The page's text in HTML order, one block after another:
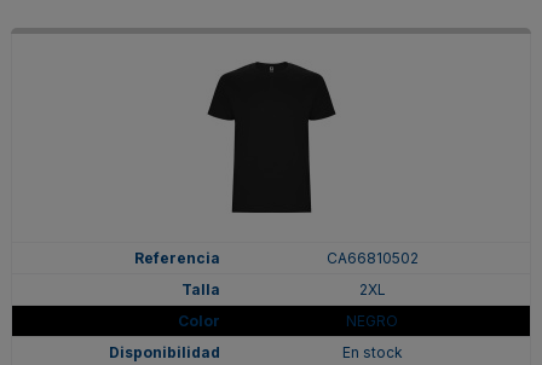
CA66810502
2XL
NEGRO
En stock